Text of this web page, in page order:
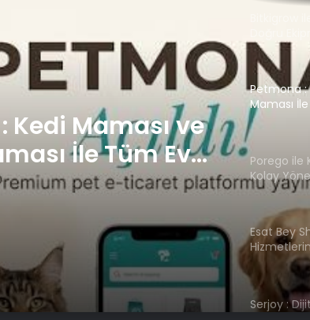
Kedi Maması ve
İle Tüm Evcil
Petmona :
Maması
Ürünleri
Porego ile
Kolay
Esat Bey
Deneyimi
Serjoy :